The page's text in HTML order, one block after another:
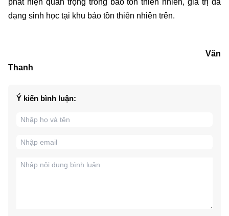
phát hiện quan trọng trong bảo tồn thiên nhiên, giá trị đa
dạng sinh học tại khu bảo tồn thiên nhiên trên.
Văn
Thanh
Ý kiến bình luận: